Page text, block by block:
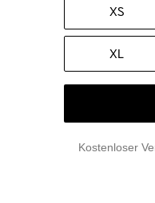
XS
XL
Kostenloser